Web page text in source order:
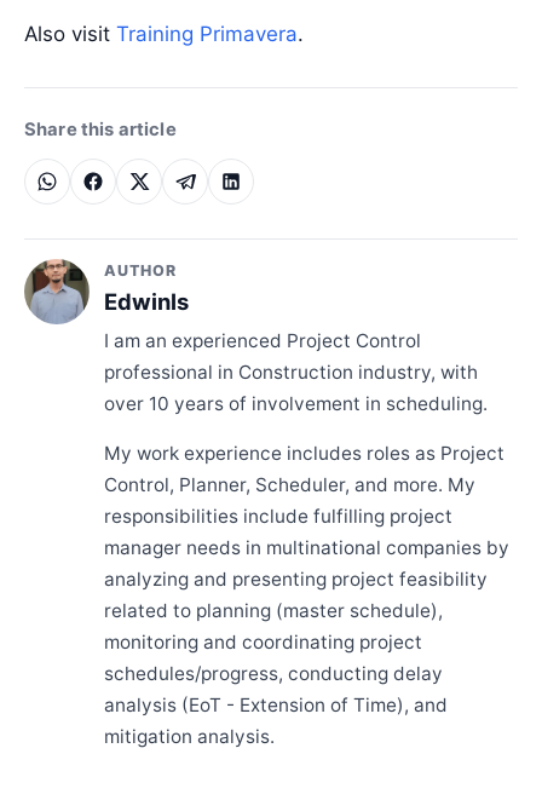
Also visit Training Primavera.
Share this article
AUTHOR
Edwinls
I am an experienced Project Control
professional in Construction industry, with
over 10 years of involvement in scheduling.
My work experience includes roles as Project
Control, Planner, Scheduler, and more. My
responsibilities include fulfilling project
manager needs in multinational companies by
analyzing and presenting project feasibility
related to planning (master schedule),
monitoring and coordinating project
schedules/progress, conducting delay
analysis (EoT - Extension of Time), and
mitigation analysis.